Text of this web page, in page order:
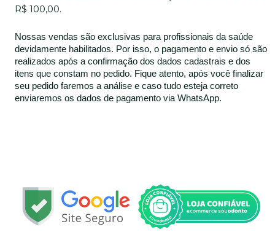
R$ 100,00.
Nossas vendas são exclusivas para profissionais da saúde
devidamente habilitados. Por isso, o pagamento e envio só são
realizados após a confirmação dos dados cadastrais e dos
itens que constam no pedido. Fique atento, após você finalizar
seu pedido faremos a análise e caso tudo esteja correto
enviaremos os dados de pagamento via WhatsApp.